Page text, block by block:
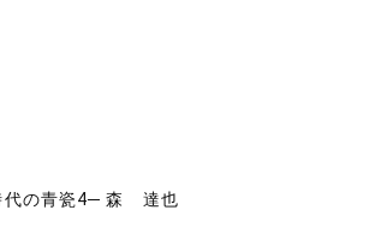
代の青瓷4─ 森 達也